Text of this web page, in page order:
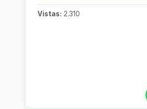
Vistas: 2.310